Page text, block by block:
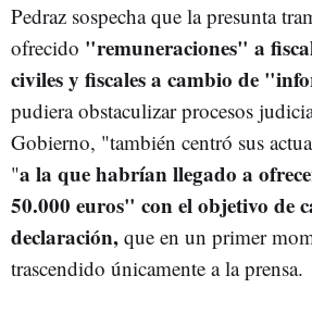
Pedraz sospecha que la presunta
ofrecido "remuneraciones" a
civiles y fiscales a cambio de
pudiera obstaculizar procesos
Gobierno, "también centró sus
"a la que habrían llegado a
50.000 euros" con el objetivo de
declaración, que en un primer
trascendido únicamente a la prensa.